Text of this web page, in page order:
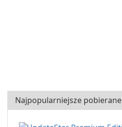
Najpopularniejsze pobierane